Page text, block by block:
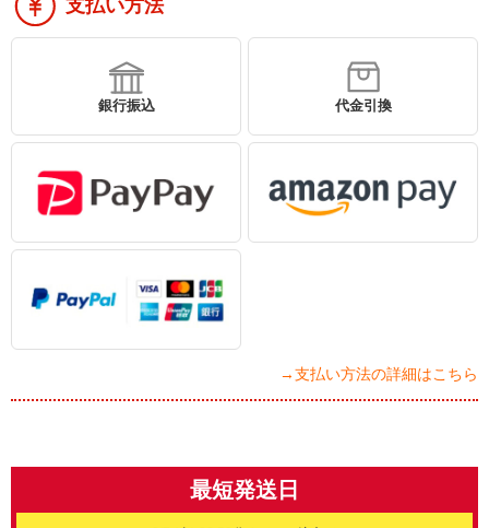
支払い方法
銀行振込 代金引換
→支払い方法の詳細はこちら